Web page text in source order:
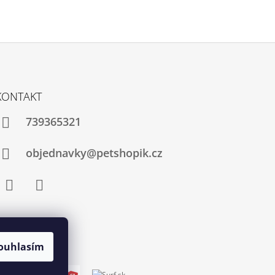
739365321
objednavky@petshopik.cz